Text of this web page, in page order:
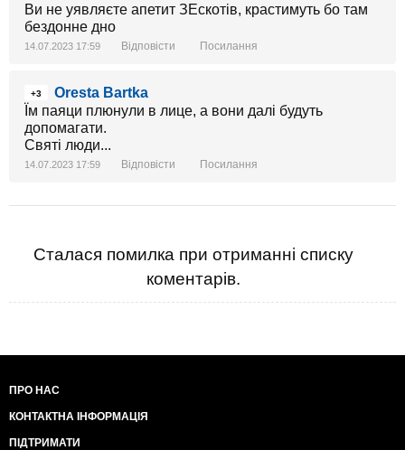
Ви не уявляєте апетит ЗЕскотів, крастимуть бо там
бездонне дно
14.07.2023 17:59 Відповісти Посилання
+3
Oresta Bartka
Їм паяци плюнули в лице, а вони далі будуть
допомагати.
Святі люди...
14.07.2023 17:59 Відповісти Посилання
Сталася помилка при отриманні списку
коментарів.
ПРО НАС
КОНТАКТНА ІНФОРМАЦІЯ
ПІДТРИМАТИ